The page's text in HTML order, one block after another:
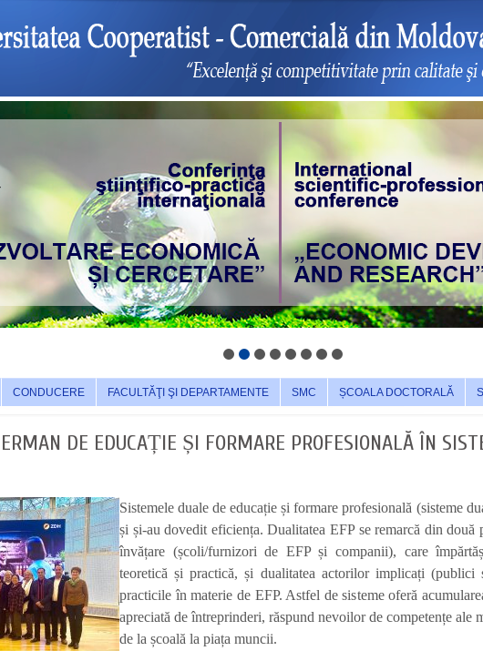
CONDUCERE FACULTĂŢI ŞI DEPARTAMENTE SMC ȘCOALA DOCTORALĂ
DE EDUCAȚIE ȘI FORMARE PROFESIONALĂ ÎN
Sistemele duale de educație și formare profesională (sisteme
și și-au dovedit eficiența. Dualitatea EFP se remarcă din două
învățare (școli/furnizori de EFP și companii), care
teoretică și practică, și dualitatea actorilor implicați
practicile în materie de EFP. Astfel de sisteme oferă
apreciată de întreprinderi, răspund nevoilor de competențe ale
de la școală la piața muncii.